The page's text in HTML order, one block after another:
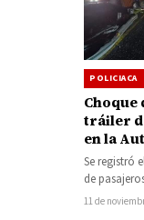
POLICIACA
Choque
tráiler
en la
Obregón
Se registró
de
Autopista
11 de